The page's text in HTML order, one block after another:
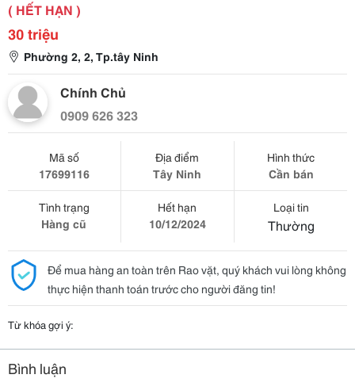
( HẾT HẠN )
30 triệu
Phường 2, 2, Tp.tây Ninh
Chính Chủ
0909 626 323
Mã số
17699116
Địa điểm
Tây Ninh
Hình thức
Cần bán
Tình trạng
Hàng cũ
Hết hạn
10/12/2024
Loại tin
Thường
Để mua hàng an toàn trên Rao vặt, quý khách vui lòng không
thực hiện thanh toán trước cho người đăng tin!
Từ khóa gợi ý:
Bình luận